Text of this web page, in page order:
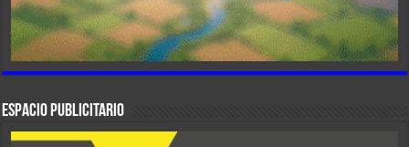
ESPACIO PUBLICITARIO